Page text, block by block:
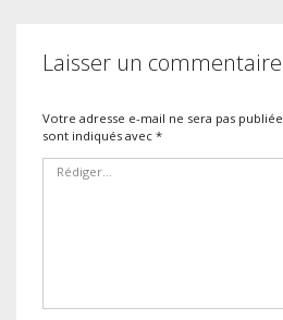
Laisser un commentaire
Votre adresse e-mail ne sera pas publiée.
sont indiqués avec *